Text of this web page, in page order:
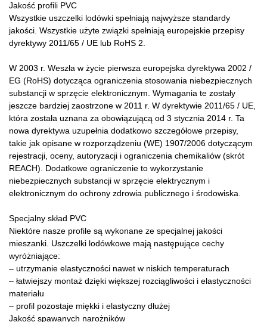
Jakość profili PVC
Wszystkie uszczelki lodówki spełniają najwyższe standardy
jakości. Wszystkie użyte związki spełniają europejskie przepisy
dyrektywy 2011/65 / UE lub RoHS 2.
W 2003 r. Weszła w życie pierwsza europejska dyrektywa 2002 /
EG (RoHS) dotycząca ograniczenia stosowania niebezpiecznych
substancji w sprzęcie elektronicznym. Wymagania te zostały
jeszcze bardziej zaostrzone w 2011 r. W dyrektywie 2011/65 / UE,
która została uznana za obowiązującą od 3 stycznia 2014 r. Ta
nowa dyrektywa uzupełnia dodatkowo szczegółowe przepisy,
takie jak opisane w rozporządzeniu (WE) 1907/2006 dotyczącym
rejestracji, oceny, autoryzacji i ograniczenia chemikaliów (skrót
REACH). Dodatkowe ograniczenie to wykorzystanie
niebezpiecznych substancji w sprzęcie elektrycznym i
elektronicznym do ochrony zdrowia publicznego i środowiska.
Specjalny skład PVC
Niektóre nasze profile są wykonane ze specjalnej jakości
mieszanki. Uszczelki lodówkowe mają następujące cechy
wyróżniające:
– utrzymanie elastyczności nawet w niskich temperaturach
– łatwiejszy montaż dzięki większej rozciągliwości i elastyczności
materiału
– profil pozostaje miękki i elastyczny dłużej
Jakość spawanych narożników